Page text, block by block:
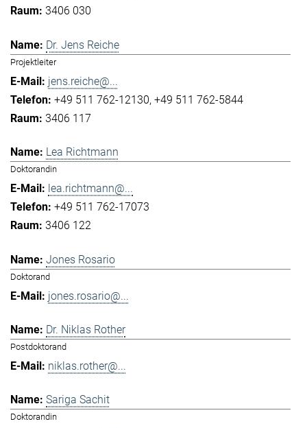
3406 030
Dr. Jens Reiche
Projektleiter
jens.reiche@...
+49 511 762-12130 +49 511 762-5844
3406 117
Lea Richtmann
Doktorandin
lea.richtmann@...
+49 511 762-17073
3406 122
Jones Rosario
Doktorand
jones.rosario@...
Dr. Niklas Rother
Postdoktorand
niklas.rother@...
Sariga Sachit
Doktorandin